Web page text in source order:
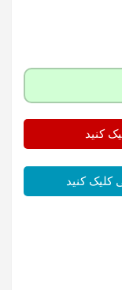
کنید
کنید